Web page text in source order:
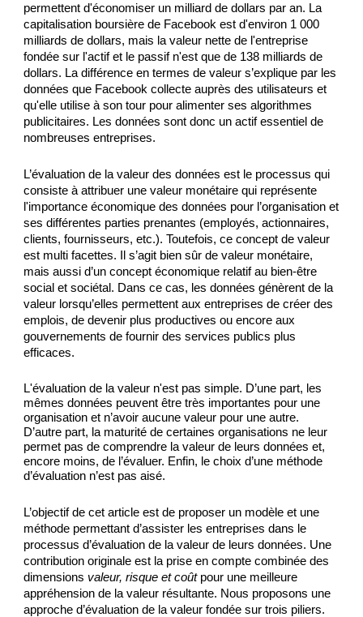
permettent d'économiser un milliard de dollars par an. La
capitalisation boursière de Facebook est d'environ 1 000
milliards de dollars, mais la valeur nette de l'entreprise
fondée sur l'actif et le passif n'est que de 138 milliards de
dollars. La différence en termes de valeur s’explique par les
données que Facebook collecte auprès des utilisateurs et
qu'elle utilise à son tour pour alimenter ses algorithmes
publicitaires. Les données sont donc un actif essentiel de
nombreuses entreprises.
L’évaluation de la valeur des données est le processus qui
consiste à attribuer une valeur monétaire qui représente
l'importance économique des données pour l’organisation et
ses différentes parties prenantes (employés, actionnaires,
clients, fournisseurs, etc.). Toutefois, ce concept de valeur
est multi facettes. Il s’agit bien sûr de valeur monétaire,
mais aussi d’un concept économique relatif au bien-être
social et sociétal. Dans ce cas, les données génèrent de la
valeur lorsqu’elles permettent aux entreprises de créer des
emplois, de devenir plus productives ou encore aux
gouvernements de fournir des services publics plus
efficaces.
L'évaluation de la valeur n'est pas simple. D’une part, les
mêmes données peuvent être très importantes pour une
organisation et n’avoir aucune valeur pour une autre.
D’autre part, la maturité de certaines organisations ne leur
permet pas de comprendre la valeur de leurs données et,
encore moins, de l’évaluer. Enfin, le choix d’une méthode
d’évaluation n’est pas aisé.
L’objectif de cet article est de proposer un modèle et une
méthode permettant d’assister les entreprises dans le
processus d’évaluation de la valeur de leurs données. Une
contribution originale est la prise en compte combinée des
dimensions valeur, risque et coût pour une meilleure
appréhension de la valeur résultante. Nous proposons une
approche d’évaluation de la valeur fondée sur trois piliers.